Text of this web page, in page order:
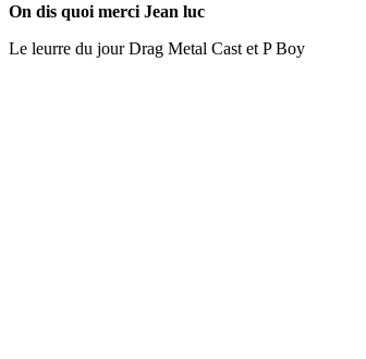
On dis quoi merci Jean luc
Le leurre du jour Drag Metal Cast et P Boy